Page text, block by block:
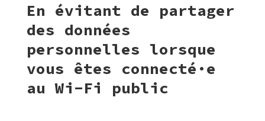
En évitant de partager
des données
personnelles lorsque
vous êtes connecté·e
au Wi-Fi public